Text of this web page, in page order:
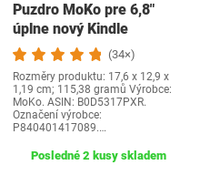
Puzdro MoKo pre 6,8"
úplne nový Kindle
Paperwhite (model…
(34×)
Rozměry produktu: 17,6 x 12,9 x
1,19 cm; 115,38 gramů Výrobce:
MoKo. ASIN: B0D5317PXR.
Označení výrobce:
P840401417089.…
Posledné 2 kusy skladem